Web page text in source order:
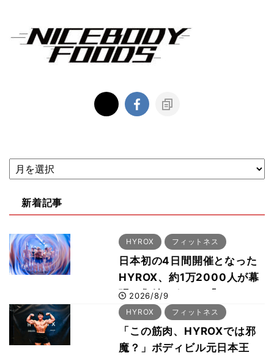
新着記事
HYROX フィットネス
日本初の4日間開催となった
HYROX、約1万2000人が幕
張に集結 すでに「2028、
29年の大会も準備」
2026/8/9
HYROX フィットネス
「この筋肉、HYROXでは邪
魔？」ボディビル元日本王